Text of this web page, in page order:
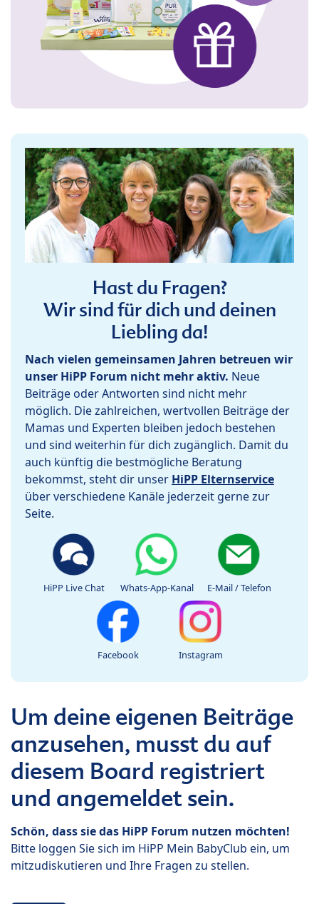
Hast du Fragen?
Wir sind für dich und deinen
Liebling da!
Nach vielen gemeinsamen Jahren betreuen wir
unser HiPP Forum nicht mehr aktiv. Neue
Beiträge oder Antworten sind nicht mehr
möglich. Die zahlreichen, wertvollen Beiträge der
Mamas und Experten bleiben jedoch bestehen
und sind weiterhin für dich zugänglich. Damit du
auch künftig die bestmögliche Beratung
bekommst, steht dir unser HiPP Elternservice
über verschiedene Kanäle jederzeit gerne zur
Seite.
HiPP Live Chat Whats-App-Kanal E-Mail / Telefon
Facebook Instagram
Um deine eigenen Beiträge
anzusehen, musst du auf
diesem Board registriert
und angemeldet sein.
Schön, dass sie das HiPP Forum nutzen möchten!
Bitte loggen Sie sich im HiPP Mein BabyClub ein, um
mitzudiskutieren und Ihre Fragen zu stellen.